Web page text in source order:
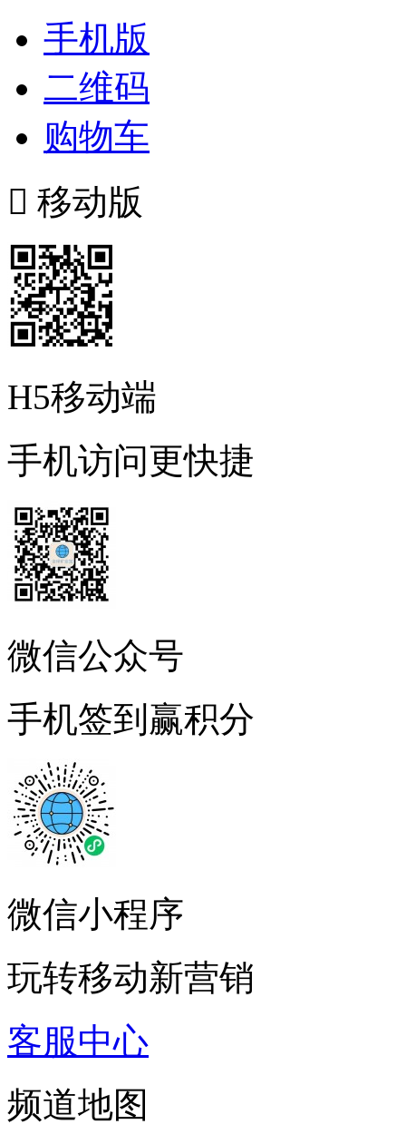
手机版
二维码
购物车
 移动版
H5移动端
手机访问更快捷
微信公众号
手机签到赢积分
微信小程序
玩转移动新营销
客服中心
频道地图